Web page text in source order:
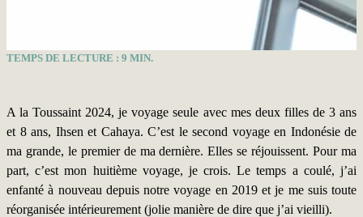
TEMPS DE LECTURE : 9 MIN.
A la Toussaint 2024, je voyage seule avec mes deux filles de 3 ans
et 8 ans, Ihsen et Cahaya. C’est le second voyage en Indonésie de
ma grande, le premier de ma dernière. Elles se réjouissent. Pour ma
part, c’est mon huitième voyage, je crois. Le temps a coulé, j’ai
enfanté à nouveau depuis notre voyage en 2019 et je me suis toute
réorganisée intérieurement (jolie manière de dire que j’ai vieilli).